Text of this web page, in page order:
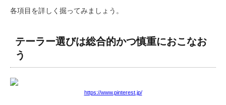
各項目を詳しく掘ってみましょう。
テーラー選びは総合的かつ慎重におこなお
う
https://www.pinterest.jp/